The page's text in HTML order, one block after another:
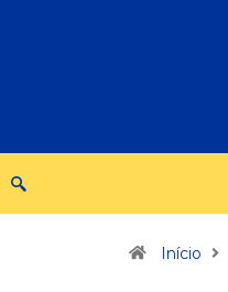
Início